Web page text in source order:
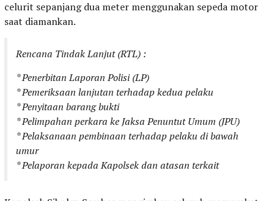
celurit sepanjang dua meter menggunakan sepeda motor
saat diamankan.
Rencana Tindak Lanjut (RTL) :
* Penerbitan Laporan Polisi (LP)
* Pemeriksaan lanjutan terhadap kedua pelaku
* Penyitaan barang bukti
* Pelimpahan perkara ke Jaksa Penuntut Umum (JPU)
* Pelaksanaan pembinaan terhadap pelaku di bawah
umur
* Pelaporan kepada Kapolsek dan atasan terkait